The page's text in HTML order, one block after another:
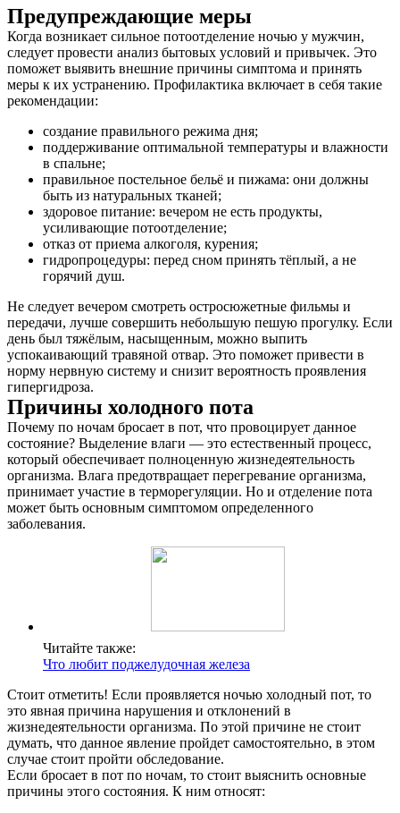
Предупреждающие меры
Когда возникает сильное потоотделение ночью у мужчин,
следует провести анализ бытовых условий и привычек. Это
поможет выявить внешние причины симптома и принять
меры к их устранению. Профилактика включает в себя такие
рекомендации:
создание правильного режима дня;
поддерживание оптимальной температуры и влажности
в спальне;
правильное постельное бельё и пижама: они должны
быть из натуральных тканей;
здоровое питание: вечером не есть продукты,
усиливающие потоотделение;
отказ от приема алкоголя, курения;
гидропроцедуры: перед сном принять тёплый, а не
горячий душ.
Не следует вечером смотреть остросюжетные фильмы и
передачи, лучше совершить небольшую пешую прогулку. Если
день был тяжёлым, насыщенным, можно выпить
успокаивающий травяной отвар. Это поможет привести в
норму нервную систему и снизит вероятность проявления
гипергидроза.
Причины холодного пота
Почему по ночам бросает в пот, что провоцирует данное
состояние? Выделение влаги — это естественный процесс,
который обеспечивает полноценную жизнедеятельность
организма. Влага предотвращает перегревание организма,
принимает участие в терморегуляции. Но и отделение пота
может быть основным симптомом определенного
заболевания.
Читайте также:
Что любит поджелудочная железа
Стоит отметить! Если проявляется ночью холодный пот, то
это явная причина нарушения и отклонений в
жизнедеятельности организма. По этой причине не стоит
думать, что данное явление пройдет самостоятельно, в этом
случае стоит пройти обследование.
Если бросает в пот по ночам, то стоит выяснить основные
причины этого состояния. К ним относят: